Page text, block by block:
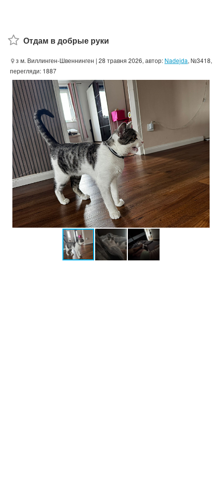
Отдам в добрые руки
з м. Виллинген-Швеннинген | 28 травня 2026, автор:Nadejda, №3418,
перегляди: 1887